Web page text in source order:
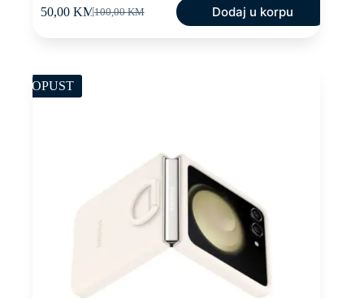
100,00KM
Original
50,00 KMCurrent
Dodaj u korpu
POPUST